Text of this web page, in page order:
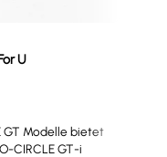
U
GT Modelle bietet
CIRCLE GT-i